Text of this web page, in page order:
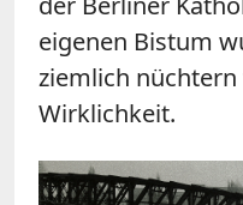
eigenen Bistum
ziemlich
Wirklichkeit.